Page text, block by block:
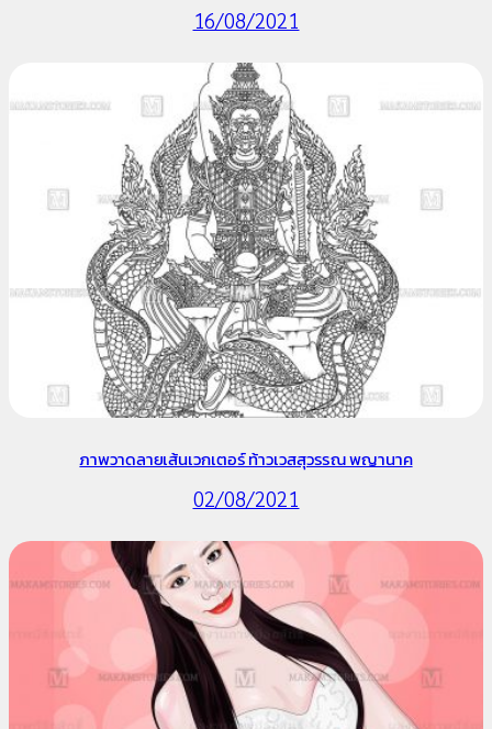
16/08/2021
ภาพวาดลายเส้นเวกเตอร์ ท้าวเวสสุวรรณ พญานาค
02/08/2021